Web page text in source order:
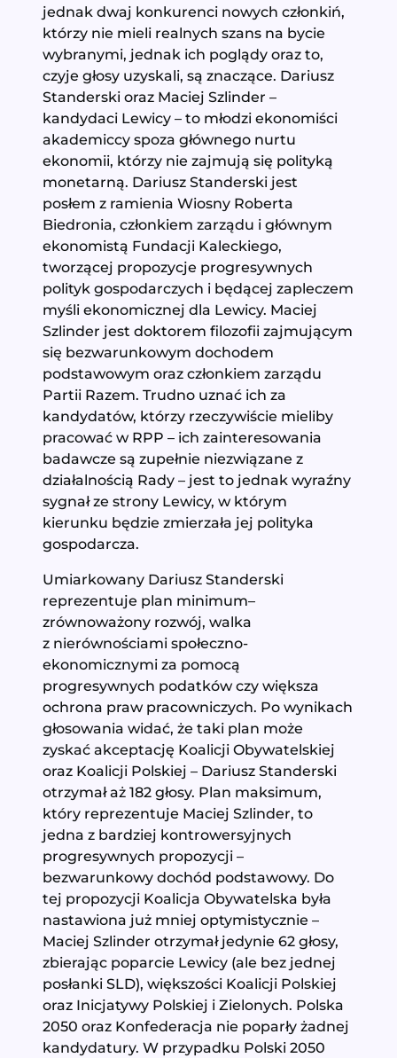
jednak dwaj konkurenci nowych członkiń,
którzy nie mieli realnych szans na bycie
wybranymi, jednak ich poglądy oraz to,
czyje głosy uzyskali, są znaczące. Dariusz
Standerski oraz Maciej Szlinder –
kandydaci Lewicy – to młodzi ekonomiści
akademiccy spoza głównego nurtu
ekonomii, którzy nie zajmują się polityką
monetarną. Dariusz Standerski jest
posłem z ramienia Wiosny Roberta
Biedronia, członkiem zarządu i głównym
ekonomistą Fundacji Kaleckiego,
tworzącej propozycje progresywnych
polityk gospodarczych i będącej zapleczem
myśli ekonomicznej dla Lewicy. Maciej
Szlinder jest doktorem filozofii zajmującym
się bezwarunkowym dochodem
podstawowym oraz członkiem zarządu
Partii Razem. Trudno uznać ich za
kandydatów, którzy rzeczywiście mieliby
pracować w RPP – ich zainteresowania
badawcze są zupełnie niezwiązane z
działalnością Rady – jest to jednak wyraźny
sygnał ze strony Lewicy, w którym
kierunku będzie zmierzała jej polityka
gospodarcza.
Umiarkowany Dariusz Standerski
reprezentuje plan minimum–
zrównoważony rozwój, walka
z nierównościami społeczno-
ekonomicznymi za pomocą
progresywnych podatków czy większa
ochrona praw pracowniczych. Po wynikach
głosowania widać, że taki plan może
zyskać akceptację Koalicji Obywatelskiej
oraz Koalicji Polskiej – Dariusz Standerski
otrzymał aż 182 głosy. Plan maksimum,
który reprezentuje Maciej Szlinder, to
jedna z bardziej kontrowersyjnych
progresywnych propozycji –
bezwarunkowy dochód podstawowy. Do
tej propozycji Koalicja Obywatelska była
nastawiona już mniej optymistycznie –
Maciej Szlinder otrzymał jedynie 62 głosy,
zbierając poparcie Lewicy (ale bez jednej
posłanki SLD), większości Koalicji Polskiej
oraz Inicjatywy Polskiej i Zielonych. Polska
2050 oraz Konfederacja nie poparły żadnej
kandydatury. W przypadku Polski 2050